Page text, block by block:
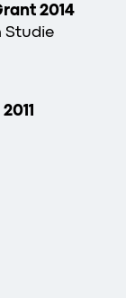
2014
Studie